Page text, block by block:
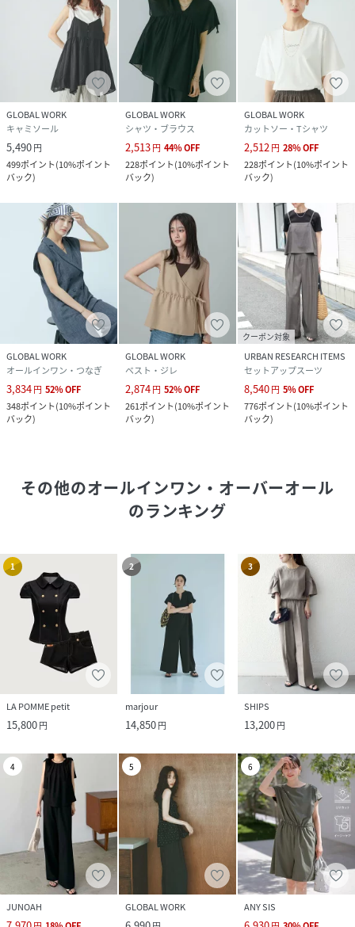
GLOBAL WORK
キャミソール
5,490円
499ポイント(10%ポイント
バック)
GLOBAL WORK
シャツ・ブラウス
2,513円 44%OFF
228ポイント(10%ポイント
バック)
GLOBAL WORK
カットソー・Tシャツ
2,512円 28%OFF
228ポイント(10%ポイント
バック)
GLOBAL WORK
オールインワン・つなぎ
3,834円 52%OFF
348ポイント(10%ポイント
バック)
GLOBAL WORK
ベスト・ジレ
2,874円 52%OFF
261ポイント(10%ポイント
バック)
クーポン対象
URBAN RESEARCH ITEMS
セットアップスーツ
8,540円 5%OFF
776ポイント(10%ポイント
バック)
その他のオールインワン・オーバーオール
のランキング
1
LA POMME petit
15,800円
2
marjour
14,850円
3
SHIPS
13,200円
4
JUNOAH
5
GLOBAL WORK
6
ANY SIS